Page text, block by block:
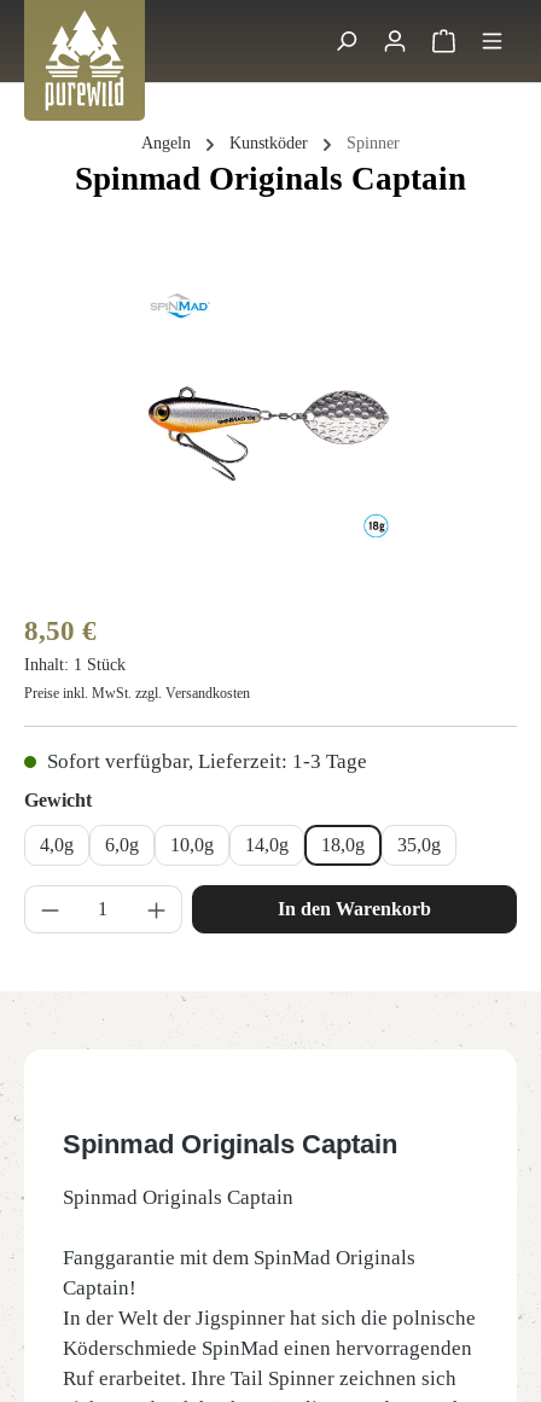
Zum Hauptinhalt springen
Suche
Angeln Kunstköder Spinner
Spinmad Originals Captain
Regulärer Preis:
8,50 €
Inhalt: 1 Stück
Preise inkl. MwSt. zzgl. Versandkosten
Sofort verfügbar, Lieferzeit: 1-3 Tage
Gewichtauswählen
4,0g 6,0g 10,0g 14,0g 18,0g 35,0g
Produkt Anzahl: Gib den gewünschten Wert
In den Warenkorb
Spinmad Originals Captain
Spinmad Originals Captain
Fanggarantie mit dem SpinMad Originals
Captain!
In der Welt der Jigspinner hat sich die polnische
Köderschmiede SpinMad einen hervorragenden
Ruf erarbeitet. Ihre Tail Spinner zeichnen sich